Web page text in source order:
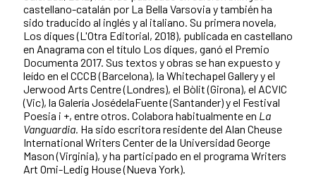
castellano-catalán por La Bella Varsovia y también ha
sido traducido al inglés y al italiano. Su primera novela,
Los diques (L'Otra Editorial, 2018), publicada en castellano
en Anagrama con el título Los diques, ganó el Premio
Documenta 2017. Sus textos y obras se han expuesto y
leído en el CCCB (Barcelo­na), la Whitechapel Gallery y el
Jerwood Arts Centre (Londres), el Bòlit (Girona), el ACVIC
(Vic), la Galería JosédelaFuente (Santander) y el Festival
Poesia i +, entre otros. Colabora habitualmente en La
Vanguar­dia. Ha sido escritora residente del Alan Cheuse
In­ternational Writers Center de la Universidad George
Mason (Virginia), y ha participado en el programa Writers
Art Omi-Ledig House (Nueva York).